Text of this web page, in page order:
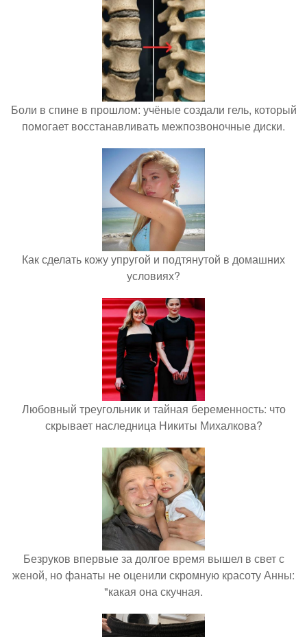
Боли в спине в прошлом: учёные создали гель, который
помогает восстанавливать межпозвоночные диски.
Как сделать кожу упругой и подтянутой в домашних
условиях?
Любовный треугольник и тайная беременность: что
скрывает наследница Никиты Михалкова?
Безруков впервые за долгое время вышел в свет с
женой, но фанаты не оценили скромную красоту Анны:
"какая она скучная.